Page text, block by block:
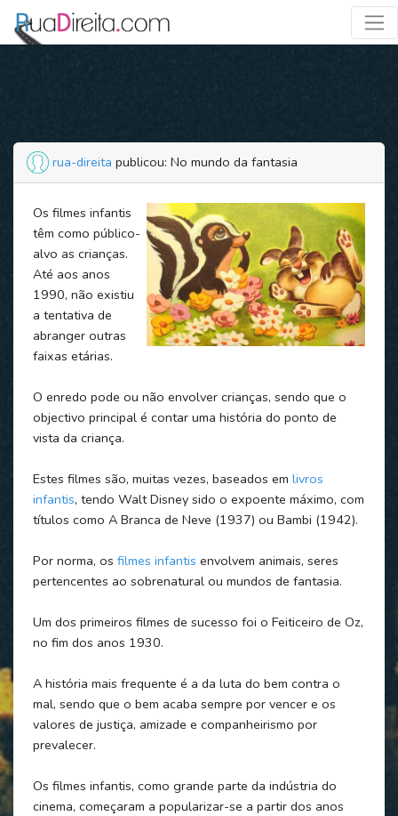
rua-direita publicou: No mundo da fantasia
Os filmes infantis
têm como público-
alvo as crianças.
Até aos anos
1990, não existiu
a tentativa de
abranger outras
faixas etárias.
O enredo pode ou não envolver crianças, sendo que o
objectivo principal é contar uma história do ponto de
vista da criança.
Estes filmes são, muitas vezes, baseados em livros
infantis, tendo Walt Disney sido o expoente máximo, com
títulos como A Branca de Neve (1937) ou Bambi (1942).
Por norma, os filmes infantis envolvem animais, seres
pertencentes ao sobrenatural ou mundos de fantasia.
Um dos primeiros filmes de sucesso foi o Feiticeiro de Oz,
no fim dos anos 1930.
A história mais frequente é a da luta do bem contra o
mal, sendo que o bem acaba sempre por vencer e os
valores de justiça, amizade e companheirismo por
prevalecer.
Os filmes infantis, como grande parte da indústria do
cinema, começaram a popularizar-se a partir dos anos